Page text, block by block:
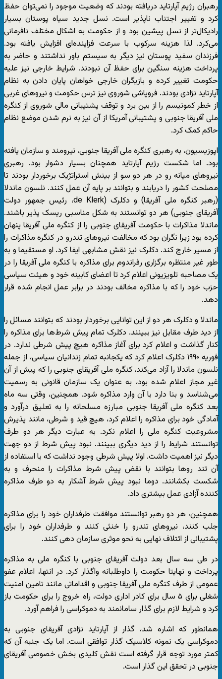
رهبران رژیم آپارتاید دریافته بودند که وضعیت موجود را نمی‌‌توان حفظ
کرد و تغییر اجتناب ناپذیر است. نسل جدید سیاه پوستان بسیار
رادیکال‌تر از نسل پیشین بود و از حکومت به اشکال مختلف نافرمانی
می‌کرد. لذا هزینه سرکوب با سرعت فزاینده‌ای افزایش یافته بود.
فرزندان سفید پوستان نیز دیگر به سیستم باور نداشتند و حاضر به
پرداخت هزینه سنگین برای حفظ آن نبودند. شرایط خارجی نیز علیه
حکومت تغییر کرده و بازیگران خارجی خواهان پایان دادن به نظام
آپارتاید نژادی بودند. فروپاشی شوروی نیز ترس حکومت و نیروهای غربی
از خطر کمونیسم را از بین برد و توقف پشتیبانی مالی شوروی از کنگره
ملی آفریقا جنوبی و پشتیبانی آمریکا از آن نیز به نرم شدن موضع نظام
حاکم کمک کرد.
اپوزیسیون، به رهبری کنگره ملی آفریقا جنوبی، نیرومند و سازمان یافته
بود. اما شکست رژیم آپارتاید همچنان بسیار دشوار بود. رهبری
نیروهای میانه رو در هر دو سو از بینش استراتژیک برخوردار بودند تا
مصلحت کشور را دریابند و بتوانند بر پایه آن عمل کنند. نلسون ماندلا
(رهبر کنگره ملی آفریقا) و دکلرک (de Klerk، رئیس جمهور دولت
آفریقای جنوبی) هر دو توانستند به شکل مناسبی ریسک پذیر باشند.
ماندلا مذاکرات با حکومت آفریقای جنوبی را از کنگره ملی آفریقا پنهان
کرده بود زیرا نگران بود که مخالفت نیروهای تندرو در کنگره مذاکرات را
از مسیر خارج کند. دکلرک نیز نقش مشابهی ایفا کرد. او مستقیما و به
طور غیر منتظره برگزاری رفراندوم برای مذاکره با کنگره ملی آفریقا را در
یک مصاحبه تلویزیونی اعلام کرد تا اعضای کابینه خود و هیئت سیاسی
حزب خود را که با مذاکره مخالف بودند در برابر عمل انجام شده قرار
دهد.
ماندلا و دکلرک هر دو از این توانایی برخوردار بودند که بتوانند مسائل را
از دید طرف مقابل نیز ببینند. دکلرک تمام پیش شرط‌ها برای مذاکره را
کنار گذاشت و اعلام کرد برای آغاز مذاکره هیچ پیش شرطی ندارد. در
فوریه ۱۹۹۰ دکلرک اعلام کرد که یکجانبه تمام زندانیان سیاسی، از جمله
نلسون ماندلا را آزاد می‌کند، کنگره ملی آفریقای جنوبی را که پیش از آن
غیر مجاز اعلام شده بود، به عنوان یک سازمان قانونی به رسمیت
می‌شناسد و بنا دارد با آن وارد مذاکره شود. همچنین، وقتی سه ماه
بعد کنگره ملی آفریقا جنوبی مبارزه مسلحانه را به تعلیق درآورد و
آمادگی خود برای مذاکره را اعلام کرد، هیچ قید و شرطی، مانند پذیرش
مشروعیت کنگره ملی را اعلام نکرد. به عبارت دیگر هر دو طرف
توانستند شرایط را از دید دیگری ببینند. نبود پیش شرط از دو جهت
دیگر نیز اهمیت داشت. اولا پیش شرطی وجود نداشت که با استفاده از
آن تند روها بتوانند با نقض پیش شرط مذاکرات را منحرف و به
شکست بکشانند. دوما نبود پیش شرط آشکار به دو طرف مذاکره
کننده آزادی عمل بیشتری داد.
همچنین، هر دو رهبر توانستند موافقت طرفداران خود را برای مذاکره
جلب کنند، نیروهای تندرو را خنثی کنند و طرفداران خود را برای
پشتیبانی از ائتلاف نهایی به نحو موثری سازمان دهی کنند.
در طی سه سال بعد دولت آفریقای جنوبی با کنگره ملی به مذاکره
پرداخت و نهایتا حکومت را داوطلبانه واگذار کرد. در انتها، اعلام عفو
عمومی از طرف کنگره ملی آفریقا جنوبی و اقداماتی مانند تامین امنیت
شغلی برای ۵ سال برای کادر اداری دولت، راه خروج را برای حکومت باز
کرد و شرایط لازم برای گذار سامانمند به دموکراسی را فراهم آورد.
همانطور که اشاره شد، گذار از آپارتاید نژادی آفریقای جنوبی به
دموکراسی یک نمونه کلاسیک گذار توافقی است. اما یک جنبه آن که
کمتر مورد توجه قرار گرفته است نقش کلیدی بخش خصوصی آفریقای
جنوبی در تحقق این گذار است.